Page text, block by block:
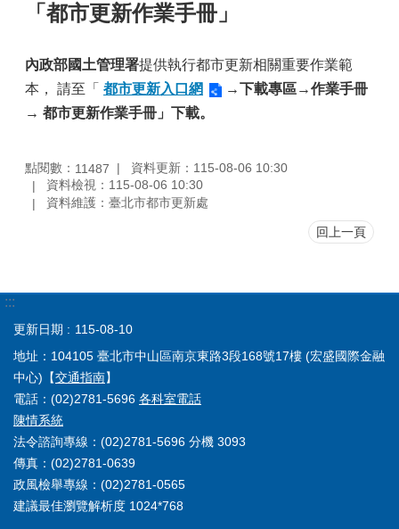
「都市更新作業手冊」
內政部國土管理署提供執行都市更新相關重要作業範
本， 請至 「 都市更新入口網
→下載專區→作業手冊
→ 都市更新作業手冊」下載。
點閱數： 11487
資料更新：115-08-06 10:30
資料檢視：115-08-06 10:30
資料維護：臺北市都市更新處
回上一頁
:::
更新日期
115-08-10
地址：104105 臺北市中山區南京東路3段168號17樓 (宏盛國際金融
中心)【交通指南】
電話：(02)2781-5696 各科室電話
陳情系統
法令諮詢專線：(02)2781-5696 分機 3093
傳真：(02)2781-0639
政風檢舉專線：(02)2781-0565
建議最佳瀏覽解析度 1024*768